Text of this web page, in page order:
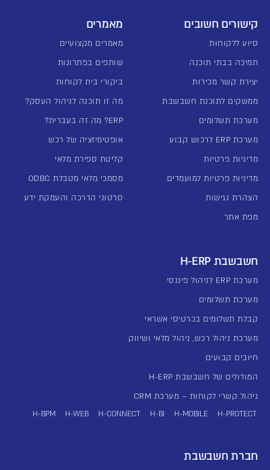
קישורים חשובים
סיוע ללקוחות
תמיכה בבתי תוכנה
יצירת קשר מכירות
ממשקים לתוכנת חשבשבת
מערכת תשלומים
מערכת ERP לרכוש קבוע
מדיניות פרטיות
מדיניות פרטיות למועמדים
הצהרת נגישות
מפת אתר
מאמרים
מאמרים מקצועיים
שותפים בפתרונות
ביקורי בית לקוחות
מה זו תוכנה לניהול העסק?
ERP? מה זה בעברית?
אופטימיזציה של רכש
קליטת ספירת מלאי
מסמכי מלאי מטבלת ODBC
סרטוני הדרכה והעמקת ידע
חשבשבת H-ERP
מערכת ERP לניהול פיננסי
מערכת תשלומים
קבלת תשלומים בכרטיסי אשראי
מערכת ניהול רכש, ניהול מלאי ושיווק
חיובים קבועים
המודולים של חשבשבת H-ERP
ניהול קשרי לקוחות – מערכת CRM
H-PROTECT
H-MOBILE
H-BI
H-CONNECT
H-WEB
H-BPM
חברת חשבשבת